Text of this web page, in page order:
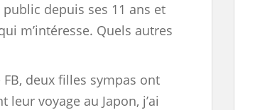
depuis ses 11 ans et
m’intéresse. Quels autres
deux filles sympas ont
voyage au Japon, j’ai